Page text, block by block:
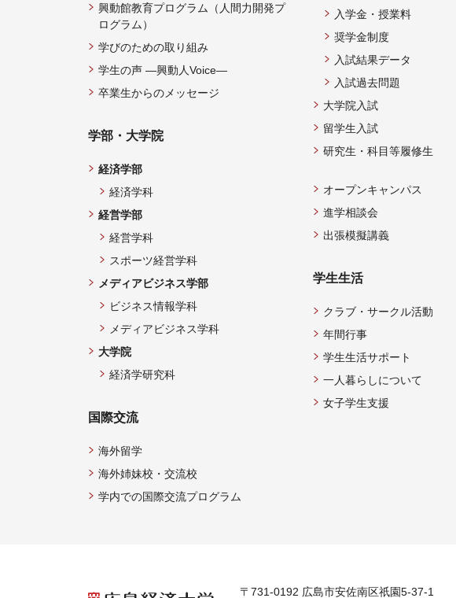
興動館教育プログラム（人間力開発プ
ログラム）
学びのための取り組み
学生の声 —興動人Voice—
卒業生からのメッセージ
学部・大学院
経済学部
経済学科
経営学部
経営学科
スポーツ経営学科
メディアビジネス学部
ビジネス情報学科
メディアビジネス学科
大学院
経済学研究科
国際交流
海外留学
海外姉妹校・交流校
学内での国際交流プログラム
入学金・授業料
奨学金制度
入試結果データ
入試過去問題
大学院入試
留学生入試
研究生・科目等履修生
オープンキャンパス
進学相談会
出張模擬講義
学生生活
クラブ・サークル活動
年間行事
学生生活サポート
一人暮らしについて
女子学生支援
〒731-0192 広島市安佐南区祇園5-37-1